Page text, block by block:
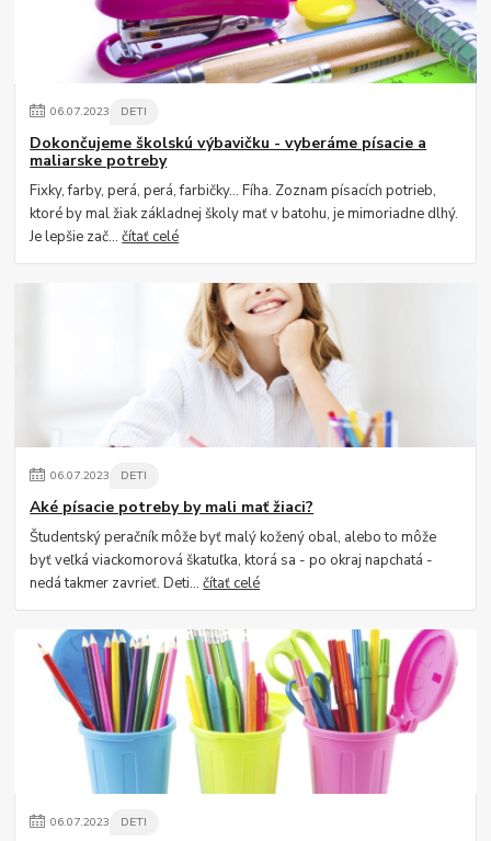
06.07.2023 DETI
Dokončujeme školskú výbavičku - vyberáme písacie a
maliarske potreby
Fixky, farby, perá, perá, farbičky... Fíha. Zoznam písacích potrieb,
ktoré by mal žiak základnej školy mať v batohu, je mimoriadne dlhý.
Je lepšie zač...čítať celé
06.07.2023 DETI
Aké písacie potreby by mali mať žiaci?
Študentský peračník môže byť malý kožený obal, alebo to môže
byť veľká viackomorová škatuľka, ktorá sa - po okraj napchatá -
nedá takmer zavrieť. Deti...čítať celé
06.07.2023 DETI